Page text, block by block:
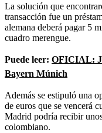
La solución que
transacción fue un
alemana deberá pagar 5
cuadro merengue.
Puede leer: OFICIAL:
Bayern Múnich
Además se estipuló una
de euros que se vencerá
Madrid podría recibir
colombiano.